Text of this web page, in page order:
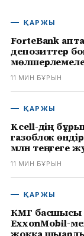
ҚАРЖЫ
ForteBank
депозиттер
11 МИН БҰРЫН
ҚАРЖЫ
Kcell-дің
газоблок
млн теңгеге
11 МИН БҰРЫН
ҚАРЖЫ
КМГ басшысы
ExxonMobil-